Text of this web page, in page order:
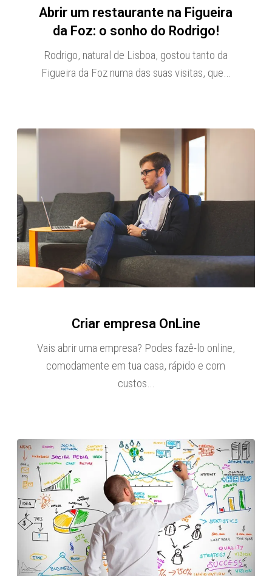
Abrir um restaurante na Figueira
da Foz: o sonho do Rodrigo!
Rodrigo, natural de Lisboa, gostou tanto da
Figueira da Foz numa das suas visitas, que…
Criar empresa OnLine
Vais abrir uma empresa? Podes fazê-lo online,
comodamente em tua casa, rápido e com
custos…